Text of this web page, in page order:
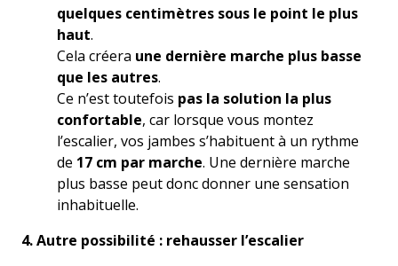
quelques centimètres sous le point le plus
haut.
Cela créera une dernière marche plus basse
que les autres.
Ce n’est toutefois pas la solution la plus
confortable, car lorsque vous montez
l’escalier, vos jambes s’habituent à un rythme
de 17 cm par marche. Une dernière marche
plus basse peut donc donner une sensation
inhabituelle.
4. Autre possibilité : rehausser l’escalier